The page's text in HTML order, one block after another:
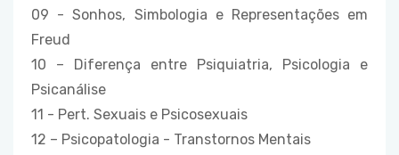
09 - Sonhos, Simbologia e Representações em
Freud
10 – Diferença entre Psiquiatria, Psicologia e
Psicanálise
11 - Pert. Sexuais e Psicosexuais
12 – Psicopatologia - Transtornos Mentais